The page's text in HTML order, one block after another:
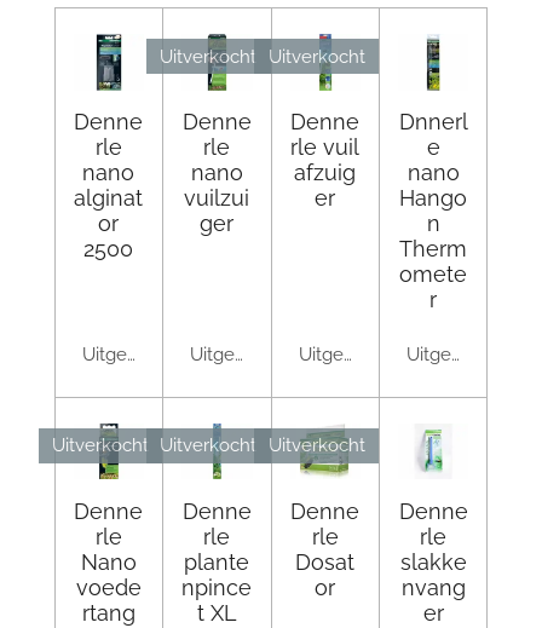
Denne
rle
nano
alginat
or
2500
Uitgeschakeld
Uitverkocht
Denne
rle
nano
vuilzui
ger
Uitgeschakeld
Uitverkocht
Denne
rle vuil
afzuig
er
Uitgeschakeld
Dnnerl
e
nano
Hango
n
Therm
omete
r
Uitgeschakeld
Uitverkocht
Denne
rle
Nano
voede
rtang
Uitverkocht
Denne
rle
plante
npince
t XL
Uitverkocht
Denne
rle
Dosat
or
Denne
rle
slakke
nvang
er